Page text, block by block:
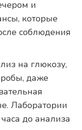
и
которые
соблюдения
на глюкозу,
даже
Лаборатории
до анализа